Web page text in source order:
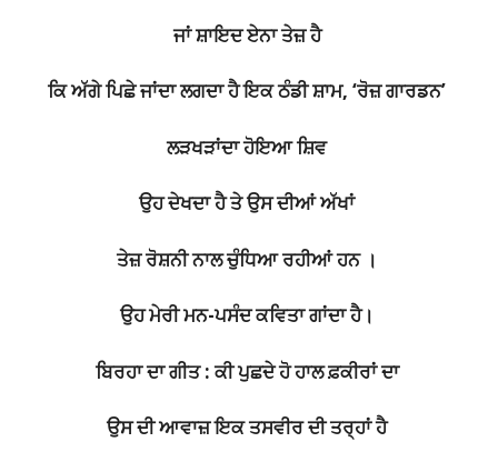
ਜਾਂ ਸ਼ਾਇਦ ਏਨਾ ਤੇਜ਼ ਹੈ
ਕਿ ਅੱਗੇ ਪਿਛੇ ਜਾਂਦਾ ਲਗਦਾ ਹੈ ਇਕ ਠੰਡੀ ਸ਼ਾਮ, ‘ਰੋਜ਼ ਗਾਰਡਨ’
ਲੜਖੜਾਂਦਾ ਹੋਇਆ ਸ਼ਿਵ
ਉਹ ਦੇਖਦਾ ਹੈ ਤੇ ਉਸ ਦੀਆਂ ਅੱਖਾਂ
ਤੇਜ਼ ਰੋਸ਼ਨੀ ਨਾਲ ਚੁੰਧਿਆ ਰਹੀਆਂ ਹਨ ।
ਉਹ ਮੇਰੀ ਮਨ-ਪਸੰਦ ਕਵਿਤਾ ਗਾਂਦਾ ਹੈ।
ਬਿਰਹਾ ਦਾ ਗੀਤ : ਕੀ ਪੁਛਦੇ ਹੋ ਹਾਲ ਫ਼ਕੀਰਾਂ ਦਾ
ਉਸ ਦੀ ਆਵਾਜ਼ ਇਕ ਤਸਵੀਰ ਦੀ ਤਰ੍ਹਾਂ ਹੈ